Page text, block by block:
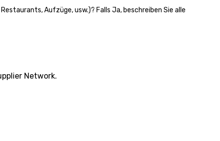
Aufzüge, usw.)? Falls Ja, beschreiben Sie alle
Network.